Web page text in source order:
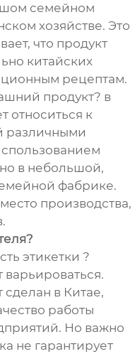
семейном
хозяйстве. Это
что продукт
китайских
рецептам.
продукт? в
относиться к
различными
в небольшой,
фабрике.
производства,
этикетки ?
сделан в Китае,
работы
Но важно
не гарантирует